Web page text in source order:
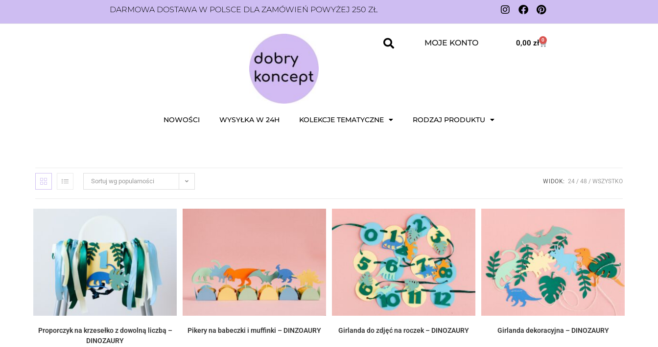
DARMOWA DOSTAWA W POLSCE DLA ZAMÓWIEŃ POWYŻEJ 250 ZŁ
MOJE KONTO 0,00 zł 0
NOWOŚCI WYSYŁKA W 24H KOLEKCJE TEMATYCZNE RODZAJ PRODUKTU
Sortuj wg popularności WIDOK: 24 48 WSZYSTKO
Proporczyk na krzesełko z dowolną liczbą –
DINOZAURY
Pikery na babeczki i muffinki – DINZOAURY Girlanda do zdjęć na roczek – DINOZAURY Girlanda dekoracyjna – DINOZAURY